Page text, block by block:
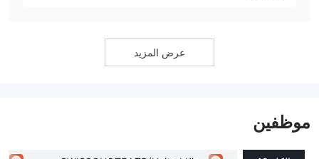
عرض المزيد
موظفين